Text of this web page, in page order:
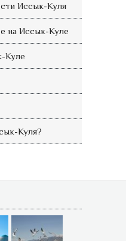
Иссык-Куля
на Иссык-Куле
Куле
Куля?